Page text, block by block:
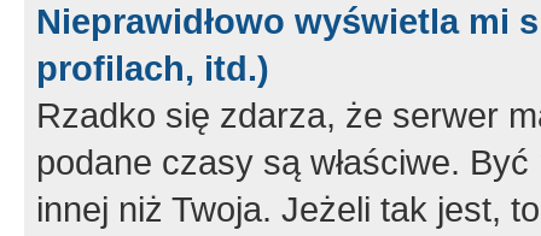
Nieprawidłowo wyświetla mi
profilach, itd.)
Rzadko się zdarza, że serwer
podane czasy są właściwe.
innej niż Twoja. Jeżeli tak jest,